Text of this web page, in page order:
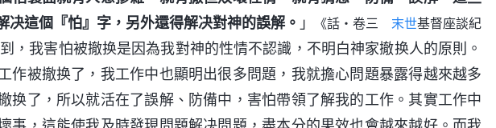
這個『怕』字，另外還得解决對神的誤解。 」 《話・卷三末世基督座談紀
，我害怕被撤换是因為我對神的性情不認識，不明白神家撤换人的原則。
作被撤换了，我工作中也顯明出很多問題，我就擔心問題暴露得越來越多
换了，所以就活在了誤解、防備中，害怕帶領了解我的工作。其實工作中